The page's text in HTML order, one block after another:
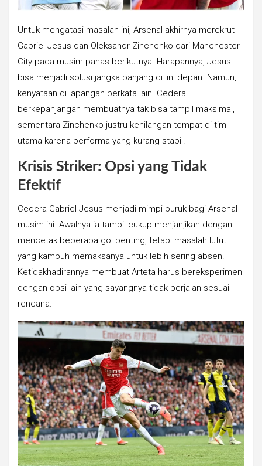
Untuk mengatasi masalah ini, Arsenal akhirnya merekrut
Gabriel Jesus dan Oleksandr Zinchenko dari Manchester
City pada musim panas berikutnya. Harapannya, Jesus
bisa menjadi solusi jangka panjang di lini depan. Namun,
kenyataan di lapangan berkata lain. Cedera
berkepanjangan membuatnya tak bisa tampil maksimal,
sementara Zinchenko justru kehilangan tempat di tim
utama karena performa yang kurang stabil.
Krisis Striker: Opsi yang Tidak
Efektif
Cedera Gabriel Jesus menjadi mimpi buruk bagi Arsenal
musim ini. Awalnya ia tampil cukup menjanjikan dengan
mencetak beberapa gol penting, tetapi masalah lutut
yang kambuh memaksanya untuk lebih sering absen.
Ketidakhadirannya membuat Arteta harus bereksperimen
dengan opsi lain yang sayangnya tidak berjalan sesuai
rencana.